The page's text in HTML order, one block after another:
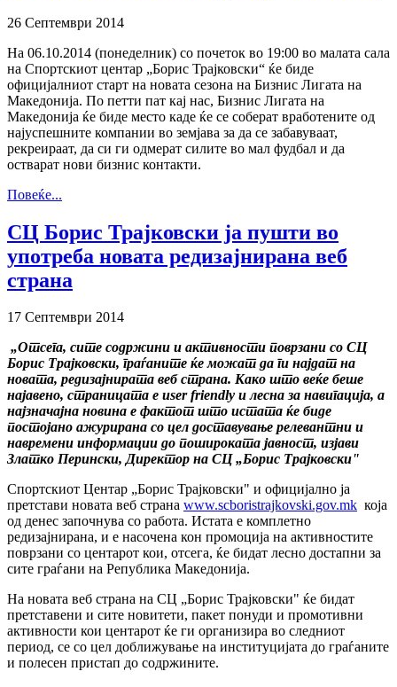
26 Септември 2014
На 06.10.2014 (понеделник) со почеток во 19:00 во малата сала
на Спортскиот центар „Борис Трајковски“ ќе биде
официјалниот старт на новата сезона на Бизнис Лигата на
Македонија. По петти пат кај нас, Бизнис Лигата на
Македонија ќе биде место каде ќе се соберат вработените од
најуспешните компании во земјава за да се забавуваат,
рекреираат, да си ги одмерат силите во мал фудбал и да
остварат нови бизнис контакти.
Повеќе...
СЦ Борис Трајковски ја пушти во
употреба новата редизајнирана веб
страна
17 Септември 2014
„Отсега, сите содржини и активности поврзани со СЦ
Борис Трајковски, граѓаните ќе можат да ги најдат на
новата, редизајнирата веб страна. Како што веќе беше
најавено, страницата е user friendly и лесна за навигација, а
најзначајна новина е фактот што истата ќе биде
постојано ажурирана со цел доставување релевантни и
навремени информации до пошироката јавност, изјави
Златко Перински, Директор на СЦ „Борис Трајковски"
Спортскиот Центар „Борис Трајковски" и официјално ја
претстави новата веб страна www.scboristrajkovski.gov.mk која
од денес започнува со работа. Истата е комплетно
редизајнирана, и е насочена кон промоција на активностите
поврзани со центарот кои, отсега, ќе бидат лесно достапни за
сите граѓани на Република Македонија.
На новата веб страна на СЦ „Борис Трајковски" ќе бидат
претставени и сите новитети, пакет понуди и промотивни
активности кои центарот ќе ги организира во следниот
период, се со цел доближување на институцијата до граѓаните
и полесен пристап до содржините.